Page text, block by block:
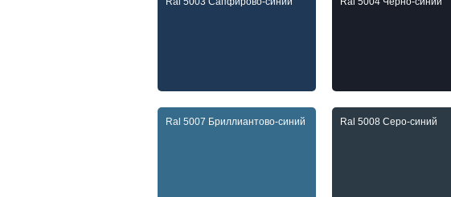
Ral 5007 Бриллиантово-синий Ral 5008 Серо-синий